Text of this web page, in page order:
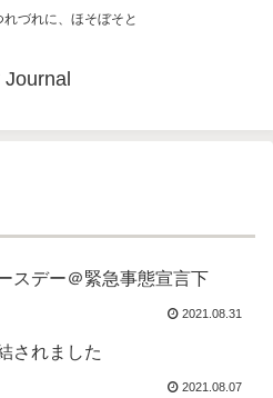
れづれに、ほそぼそと
Journal
スデー＠緊急事態宣言下
2021.08.31
されました
2021.08.07